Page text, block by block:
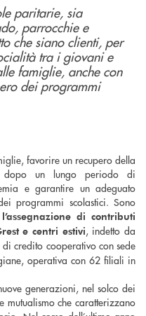
paritarie, sia
parrocchie e
che siano clienti, per
tra i giovani e
famiglie, anche con
dei programmi
favorire un recupero della
un lungo periodo di
e garantire un adeguato
programmi scolastici. Sono
di contributi
e centri estivi, indetto da
di credito cooperativo con sede
operativa con 62 filiali in
generazioni, nel solco dei
che caratterizzano